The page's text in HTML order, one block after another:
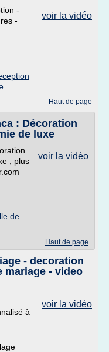
voir la vidéo
-
-
Haut de page
: Décoration
de luxe
voir la vidéo
, plus
de
Haut de page
- decoration
mariage - video
voir la vidéo
à